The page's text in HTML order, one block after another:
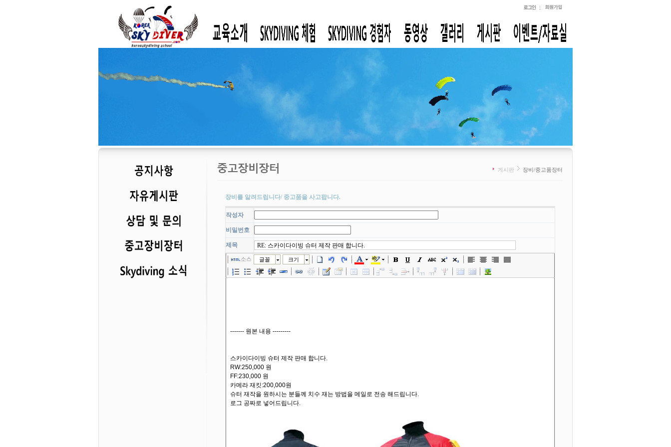
게시판 장비/중고품장터
장비를 알려드립니다/ 중고품을 사고팝니다.
작성자
비밀번호
제목
소스 글꼴 크기